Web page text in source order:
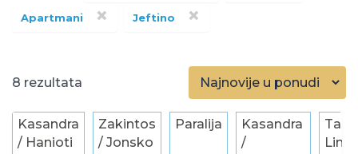
×
Apartmani ×
Jeftino
8
Kasandra
/ Hanioti
Zakintos
/ Jonsko
Paralija
Kasandra
/